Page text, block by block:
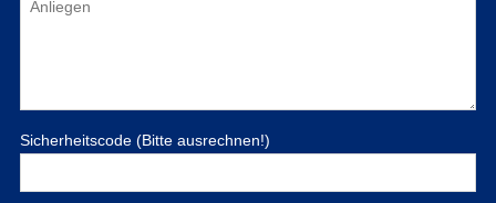
Sicherheitscode (Bitte ausrechnen!)